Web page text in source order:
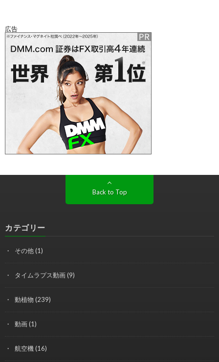
広告
Back to Top
カテゴリー
その他(1)
タイムラプス動画(9)
動植物 (239)
動画(1)
航空機(16)